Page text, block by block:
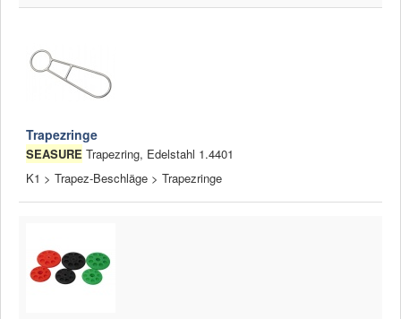
Trapezringe
SEASURE Trapezring, Edelstahl 1.4401
K1 > Trapez-Beschläge > Trapezringe